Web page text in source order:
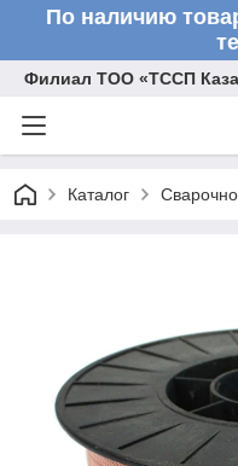
По наличию
Филиал ТОО «ТССП
Каталог